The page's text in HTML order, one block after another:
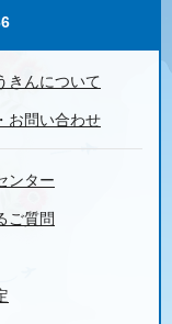
きんについて
お問い合わせ
ンター
ご質問